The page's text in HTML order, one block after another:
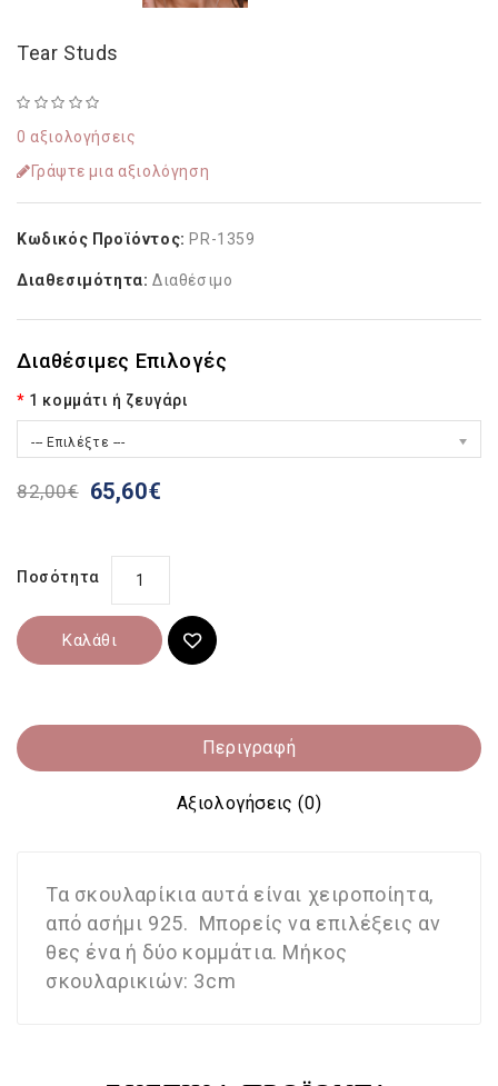
Tear Studs
0 αξιολογήσεις
Γράψτε μια αξιολόγηση
Κωδικός Προϊόντος: PR-1359
Διαθεσιμότητα: Διαθέσιμο
Διαθέσιμες Επιλογές
1 κομμάτι ή ζευγάρι
--- Επιλέξτε ---
82,00€ 65,60€
Ποσότητα
Καλάθι
Περιγραφή
Αξιολογήσεις (0)
Τα σκουλαρίκια αυτά είναι χειροποίητα,
από ασήμι 925. Μπορείς να επιλέξεις αν
θες ένα ή δύο κομμάτια. Μήκος
σκουλαρικιών: 3cm